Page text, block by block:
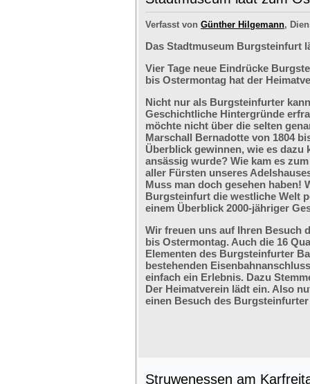
Verfasst von Günther Hilgemann,
Das Stadtmuseum Burgsteinfurt
Vier Tage neue Eindrücke
bis Ostermontag hat der
Nicht nur als Burgsteinfurter
Geschichtliche Hintergründe
möchte nicht über die selten
Marschall Bernadotte von 1804
Überblick gewinnen, wie es dazu
ansässig wurde? Wie kam es
aller Fürsten unseres
Muss man doch gesehen haben!
Burgsteinfurt die westliche Welt
einem Überblick 2000-jähriger
Wir freuen uns auf Ihren Besuch
bis Ostermontag. Auch die 16
Elementen des Burgsteinfurter
bestehenden
einfach ein Erlebnis. Dazu
Der Heimatverein lädt ein. Also
einen Besuch des
Struwenessen am